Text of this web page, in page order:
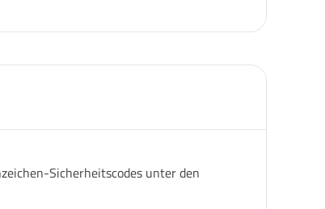
Sicherheitscodes unter den